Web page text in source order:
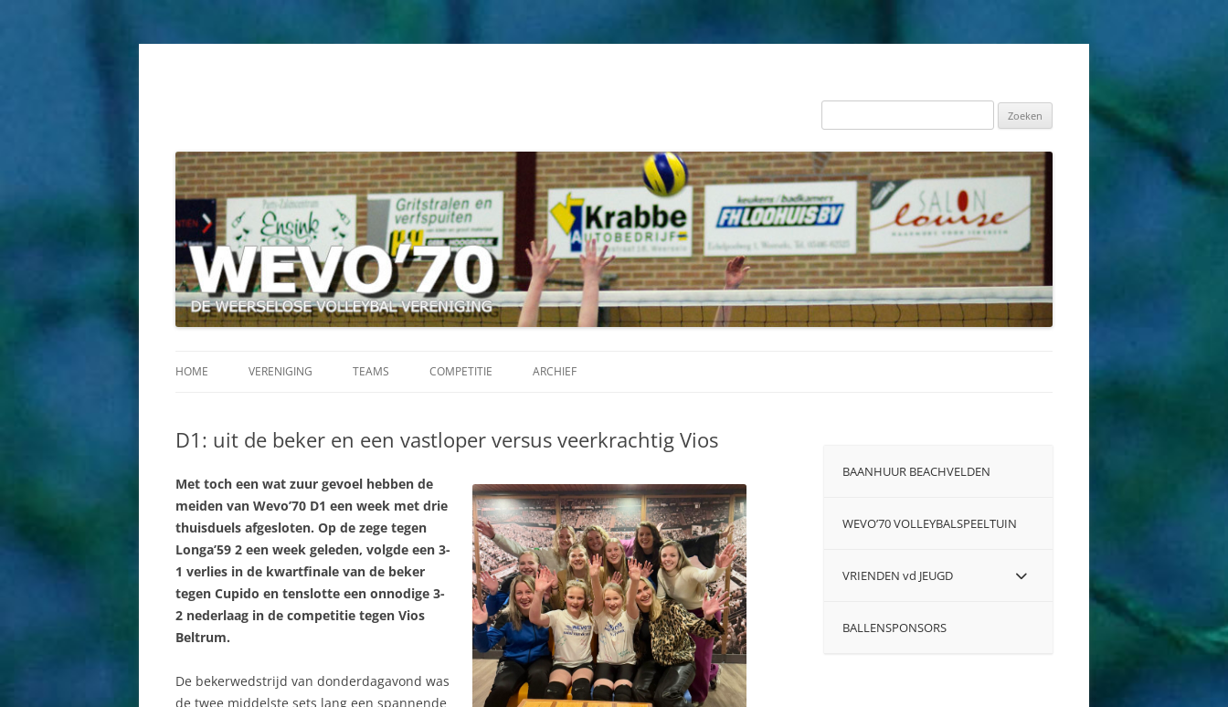
Zoeken
HOME VERENIGING
COMMISSIES
AAN EN AFMELDEN
SPORTHAL
WEBSITE
TEAMS
DAMES 2
DAMES 3
DAMES 4
DAMES 5
DAMES 6
DAMES 7
HEREN HEREN 1
JEUGD ABC MEISJES B1
MEISJES B2
MEISJES B3
MEISJES C1
MINIS
RECREANTEN RECREANTEN
COMPETITIE ARCHIEF
D1: uit de beker en een vastloper versus veerkrachtig Vios
Met toch een wat zuur gevoel hebben de
meiden van Wevo’70 D1 een week met drie
thuisduels afgesloten. Op de zege tegen
Longa’59 2 een week geleden, volgde een 3-
1 verlies in de kwartfinale van de beker
tegen Cupido en tenslotte een onnodige 3-
2 nederlaag in de competitie tegen Vios
Beltrum.
De bekerwedstrijd van donderdagavond was
de twee middelste sets lang een spannende
BAANHUUR BEACHVELDEN
WEVO’70 VOLLEYBALSPEELTUIN
VRIENDEN vd JEUGD
BALLENSPONSORS